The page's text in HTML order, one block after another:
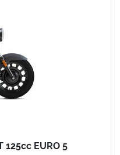
125cc EURO 5